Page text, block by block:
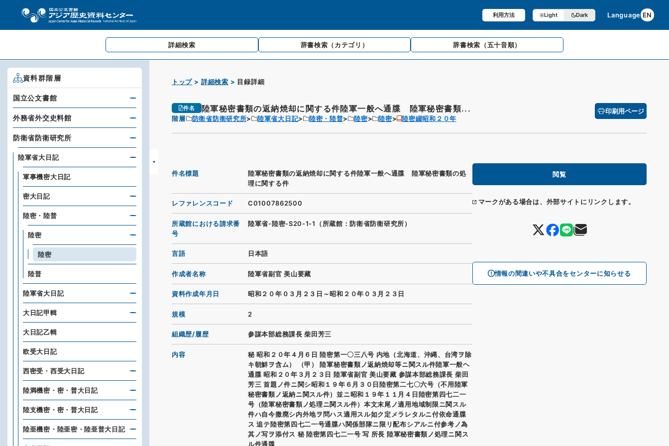
利用方法 Light Dark Language EN
詳細検索 辞書検索 （カテゴリ） 辞書検索 （五十音順）
トップ 詳細検索 目録詳細
件名 陸軍秘密書類の返納焼却に関する件陸軍一般へ通牒 陸軍秘密書類...
階層 防衛省防衛研究所 陸軍省大日記 陸密・陸普 陸密 陸密 陸密綴昭和２０年
印刷用ページ
閲覧
マークがある場合は、外部サイトにリンクします。
情報の間違いや不具合をセンターに知らせる
件名標題
陸軍秘密書類の返納焼却に関する件陸軍一般へ通牒 陸軍秘密書類の処
理に関する件
レファレンスコード C01007862500
所蔵館における請求番
号
陸軍省-陸密-S20-1-1（所蔵館：防衛省防衛研究所）
言語 日本語
作成者名称 陸軍省副官 美山要藏
資料作成年月日 昭和２０年０３月２３日～昭和２０年０３月２３日
規模 2
組織歴/履歴 参謀本部総務課長 柴田芳三
内容
秘 昭和２０年４月６日 陸密第一〇三八号 内地（北海道、沖縄、台湾ヲ除
キ朝鮮ヲ含ム） （甲） 陸軍秘密書類ノ返納焼却等ニ関スル件陸軍一般ヘ
通牒 昭和２０年３月２３日 陸軍省副官 美山要藏 参謀本部総務課長 柴田
芳三 首題ノ件ニ関シ昭和１９年６月３０日陸密第二七〇六号（不用陸軍
秘密書類ノ返納ニ関スル件）並ニ昭和１９年１１月４日陸密第四七二一
号（陸軍秘密書類ノ処理ニ関スル件）本文末尾ノ適用地域制限ニ関スル
件ハ自今撒廃シ内外地ヲ問ハス適用スル如ク定メラレタルニ付依命通牒
ス 追テ陸密第四七二一号通牒ハ関係部隊ニ限リ配布シアルニ付参考ノ為
其ノ写ヲ添付ス 秘 陸密第四七二一号 写 所長 陸軍秘密書類ノ処理ニ関ス
ル件通牒
資料群階層
国立公文書館
外務省外交史料館
防衛省防衛研究所
陸軍省大日記
軍事機密大日記
密大日記
陸密・陸普
陸密
陸密
陸普
陸軍省大日記
大日記甲輯
大日記乙輯
欧受大日記
西密受・西受大日記
陸満機密・密・普大日記
陸支機密・密・普大日記
陸亜機密・陸亜密・陸亜普大日記